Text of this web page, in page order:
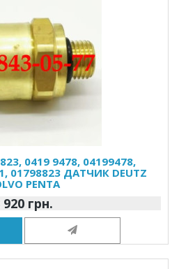
0419 9478, 04199478,
01798823 ДАТЧИК DEUTZ
PENTA
920 грн.